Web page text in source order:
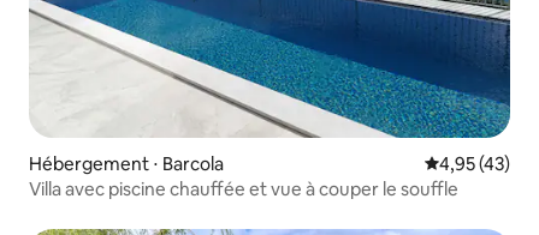
Hébergement ⋅ Barcola Évaluation
4,95 (43)
Villa avec piscine chauffée et vue à couper le souffle